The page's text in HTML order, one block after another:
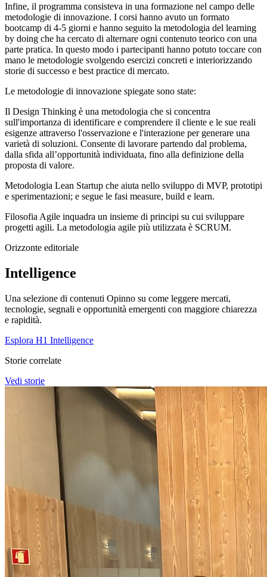
Infine, il programma consisteva in una formazione nel campo delle
metodologie di innovazione. I corsi hanno avuto un formato
bootcamp di 4-5 giorni e hanno seguito la metodologia del learning
by doing che ha cercato di alternare ogni contenuto teorico con una
parte pratica. In questo modo i partecipanti hanno potuto toccare con
mano le metodologie svolgendo esercizi concreti e interiorizzando
storie di successo e best practice di mercato.
Le metodologie di innovazione spiegate sono state:
Il Design Thinking è una metodologia che si concentra
sull'importanza di identificare e comprendere il cliente e le sue reali
esigenze attraverso l'osservazione e l'interazione per generare una
varietà di soluzioni. Consente di lavorare partendo dal problema,
dalla sfida all’opportunità individuata, fino alla definizione della
proposta di valore.
Metodologia Lean Startup che aiuta nello sviluppo di MVP, prototipi
e sperimentazioni; e segue le fasi measure, build e learn.
Filosofia Agile inquadra un insieme di principi su cui sviluppare
progetti agili. La metodologia agile più utilizzata è SCRUM.
Orizzonte editoriale
Intelligence
Una selezione di contenuti Opinno su come leggere mercati,
tecnologie, segnali e opportunità emergenti con maggiore chiarezza
e rapidità.
Esplora H1 Intelligence
Storie correlate
Vedi storie